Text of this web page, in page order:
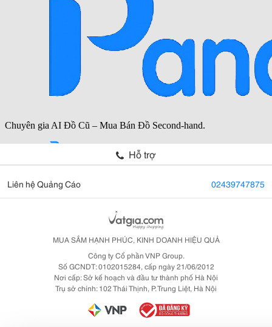
Hỗ trợ
Liên hệ Quảng Cáo 02439747875
MUA SẮM HẠNH PHÚC, KINH DOANH HIỆU QUẢ
Công ty Cổ phần VNP Group.
Số GCNDT: 0102015284, cấp ngày 21/06/2012
Nơi cấp: Sở kế hoạch và đầu tư thành phố Hà Nội
Trụ sở chính: 102 Thái Thịnh, P. Trung Liệt, Hà Nội